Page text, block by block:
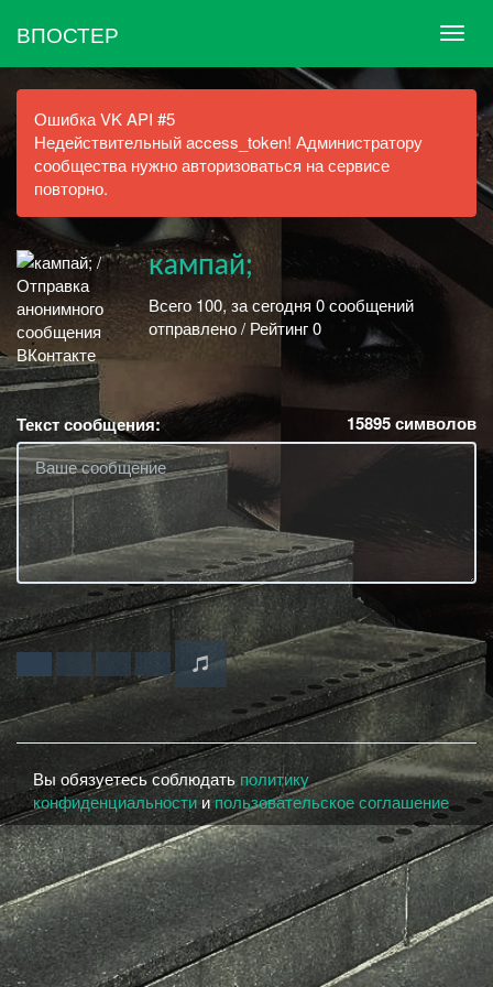
ВПОСТЕР
Ошибка VK API #5
Недействительный access_token! Администратору
сообщества нужно авторизоваться на сервисе
повторно.
кампай;
Всего 100, за сегодня 0 сообщений
отправлено / Рейтинг 0
Текст сообщения: 15895символов
Вы обязуетесь соблюдатьполитику
конфиденциальностиипользовательское соглашение